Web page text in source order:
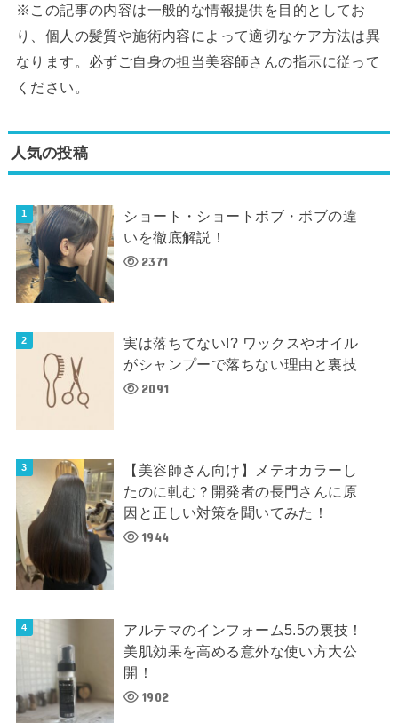
※この記事の内容は一般的な情報提供を目的としてお
り、個人の髪質や施術内容によって適切なケア方法は異
なります。必ずご自身の担当美容師さんの指示に従って
ください。
人気の投稿
ショート・ショートボブ・ボブの違
いを徹底解説！
2371
実は落ちてない!? ワックスやオイル
がシャンプーで落ちない理由と裏技
2091
【美容師さん向け】メテオカラーし
たのに軋む？開発者の長門さんに原
因と正しい対策を聞いてみた！
1944
アルテマのインフォーム5.5の裏技！
美肌効果を高める意外な使い方大公
開！
1902